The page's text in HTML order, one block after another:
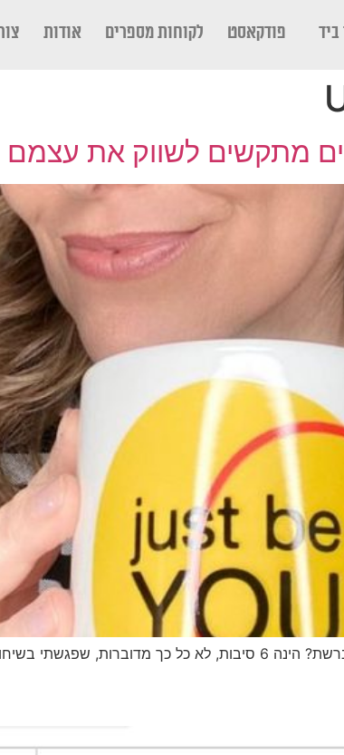
ביד פודקאסט לקוחות מספרים אודות
מתקשים לשווק את
שפגשתי בשיחות…